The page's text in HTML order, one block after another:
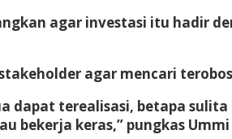
agar investasi itu hadir
agar mencari
dapat terealisasi, betapa
bekerja keras,” pungkas